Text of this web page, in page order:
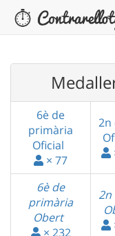
6è de
primària
Oficial
× 77
2n
6è de
primària
Obert
× 232
2n